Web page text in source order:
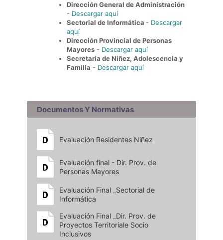
Dirección General de Administración
- Descargar aquí
Sectorial de Informática - Descargar
aquí
Dirección Provincial de Personas
Mayores - Descargar aquí
Secretaría de Niñez, Adolescencia y
Familia - Descargar aquí
Documentos Y Normativas
Evaluación Residentes Niñez
Evaluación final - Dir. Prov. de
Personas Mayores
Evaluación Final _Sectorial de
Informática
Evaluación Final _Dir. Prov. de
Proyectos Territoriale Socio
Inclusivos